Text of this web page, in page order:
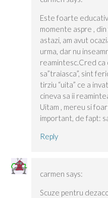
Este foarte
momente aspre ,
astazi, am avut
urma, dar nu
reamintesc.Cred ca
sa”traiasca”, sint
tirziu “uita” ce a
cineva sa ii
Uitam , mereu si
important, de fapt:
Reply
carmen says:
Scuze pentru